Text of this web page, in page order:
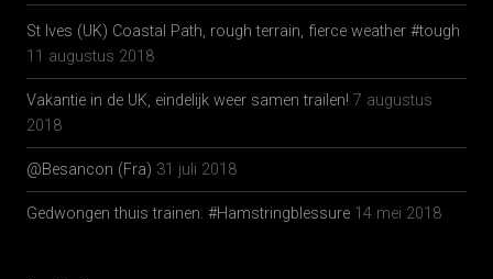
St Ives (UK) Coastal Path, rough terrain, fierce weather #tough
11 augustus 2018
Vakantie in de UK, eindelijk weer samen trailen! 7 augustus
2018
@Besancon (Fra) 31 juli 2018
Gedwongen thuis trainen. #Hamstringblessure 14 mei 2018